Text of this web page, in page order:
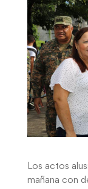
Los actos
mañana con